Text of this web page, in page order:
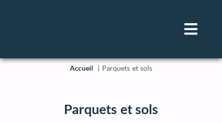
Accueil Parquets et sols
Parquets et sols